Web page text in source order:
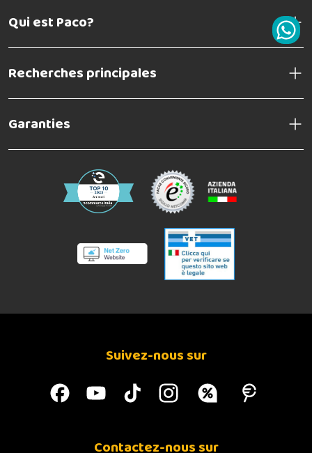
Qui est Paco?
Recherches principales
Garanties
Suivez-nous sur
Contactez-nous sur